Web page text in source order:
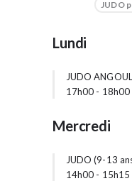
JUDO
Lundi
JUDO
17h00 - 18h00
Mercredi
JUDO (9-13
14h00 - 15h15